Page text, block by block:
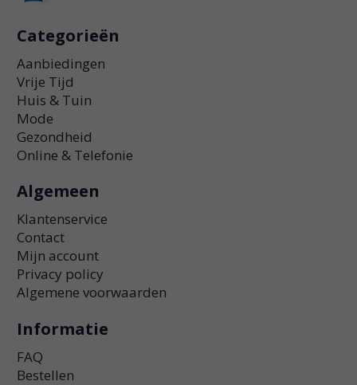
Categorieën
Aanbiedingen
Vrije Tijd
Huis & Tuin
Mode
Gezondheid
Online & Telefonie
Algemeen
Klantenservice
Contact
Mijn account
Privacy policy
Algemene voorwaarden
Informatie
FAQ
Bestellen